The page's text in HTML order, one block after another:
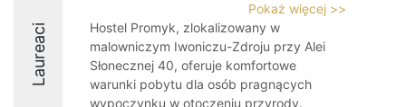
Laureaci
Pokaż więcej >>
Hostel Promyk, zlokalizowany w
malowniczym Iwoniczu-Zdroju przy Alei
Słonecznej 40, oferuje komfortowe
warunki pobytu dla osób pragnących
wypoczynku w otoczeniu przyrody.